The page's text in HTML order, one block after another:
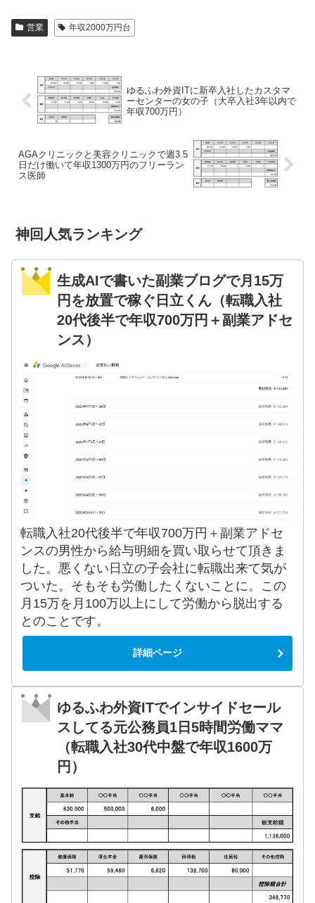
営業 年収2000万円台
ゆるふわ外資ITに新卒入社したカスタマ
ーセンターの女の子（大卒入社3年以内で
年収700万円）
AGAクリニックと美容クリニックで週3.5
日だけ働いて年収1300万円のフリーラン
ス医師
神回人気ランキング
生成AIで書いた副業ブログで月15万
円を放置で稼ぐ日立くん（転職入社
20代後半で年収700万円＋副業アドセ
ンス）
転職入社20代後半で年収700万円＋副業アドセ
ンスの男性から給与明細を買い取らせて頂きま
した。悪くない日立の子会社に転職出来て気が
ついた。そもそも労働したくないことに。この
月15万を月100万以上にして労働から脱出する
とのことです。
詳細ページ
ゆるふわ外資ITでインサイドセール
スしてる元公務員1日5時間労働ママ
（転職入社30代中盤で年収1600万
円）